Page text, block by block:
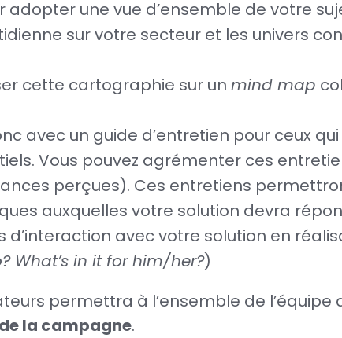
adopter une vue d’ensemble de votre
sur votre secteur et les univers
cette cartographie sur un mind map
avec un guide d’entretien pour ceux
Vous pouvez agrémenter ces
perçues). Ces entretiens
auxquelles votre solution devra
avec votre solution en
What’s in it for him/her?)
permettra à l’ensemble de l’équipe
la campagne.